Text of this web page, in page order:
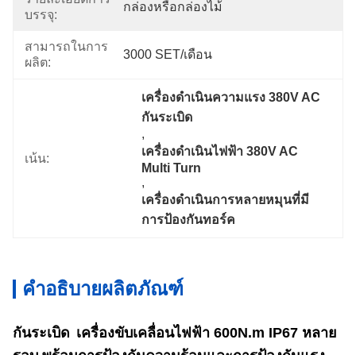
บรรจุ:
กล่องหรือกล่องไม้
สามารถในการ
ผลิต:
3000 SET/เดือน
เน้น:
เครื่องดําเนินความแรง 380V AC
กันระเบิด
,
เครื่องดําเนินไฟฟ้า 380V AC
Multi Turn
,
เครื่องดําเนินการหลายหมุนที่มี
การป้องกันทอร์ค
คำอธิบายผลิตภัณฑ์
กันระเบิด เครื่องขับเคลื่อนไฟฟ้า 600N.m IP67 หลาย